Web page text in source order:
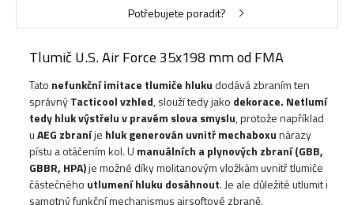
Potřebujete poradit?
Tlumič U.S. Air Force 35x198 mm od FMA
Tato nefunkční imitace tlumiče hlukudodává zbraním ten
správnýTacticool vzhled, slouží tedy jako dekorace. Netlumí
tedy hluk výstřelu v pravém slova smyslu, protože například
u AEG zbraníje hluk generován uvnitřmechaboxunárazy
pístu a otáčením kol. U manuálních aplynových zbraní(GBB,
GBBR, HPA)je možné díky molitanovým vložkám uvnitř tlumiče
částečného utlumení hluku dosáhnout. Je ale důležité utlumit i
samotný funkční mechanismus airsoftové zbraně.